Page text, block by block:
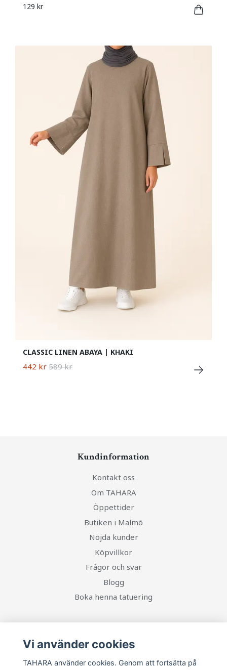
129 kr
CLASSIC LINEN ABAYA | KHAKI
442 kr 589 kr
Kundinformation
Kontakt oss
Om TAHARA
Öppettider
Butiken i Malmö
Nöjda kunder
Köpvillkor
Frågor och svar
Blogg
Boka henna tatuering
Vi använder cookies
TAHARA använder cookies. Genom att fortsätta på